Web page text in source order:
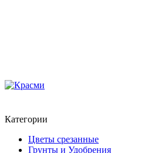
Категории
Цветы срезанные
Грунты и Удобрения